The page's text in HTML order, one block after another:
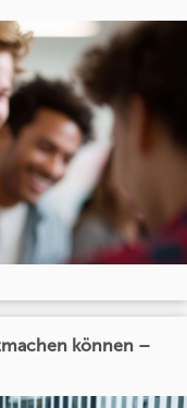
können –